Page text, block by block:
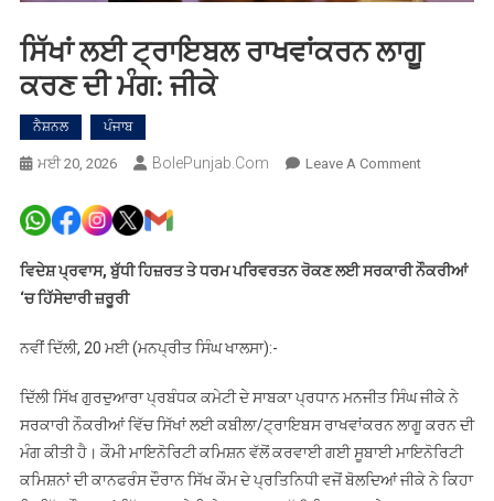
ਸਿੱਖਾਂ ਲਈ ਟ੍ਰਾਇਬਲ ਰਾਖਵਾਂਕਰਨ ਲਾਗੂ
ਕਰਣ ਦੀ ਮੰਗ: ਜੀਕੇ
ਨੈਸ਼ਨਲ ਪੰਜਾਬ
ਮਈ 20, 2026 BolePunjab.com Leave A CommentOn
ਰਾਖਵਾਂਕਰਨ
ਜੀਕੇ
ਵਿਦੇਸ਼ ਪ੍ਰਵਾਸ, ਬੁੱਧੀ ਹਿਜ਼ਰਤ ਤੇ ਧਰਮ ਪਰਿਵਰਤਨ ਰੋਕਣ ਲਈ ਸਰਕਾਰੀ ਨੌਕਰੀਆਂ
‘ਚ ਹਿੱਸੇਦਾਰੀ ਜ਼ਰੂਰੀ
ਨਵੀਂ ਦਿੱਲੀ, 20 ਮਈ (ਮਨਪ੍ਰੀਤ ਸਿੰਘ ਖਾਲਸਾ):-
ਦਿੱਲੀ ਸਿੱਖ ਗੁਰਦੁਆਰਾ ਪ੍ਰਬੰਧਕ ਕਮੇਟੀ ਦੇ ਸਾਬਕਾ ਪ੍ਰਧਾਨ ਮਨਜੀਤ ਸਿੰਘ ਜੀਕੇ ਨੇ
ਸਰਕਾਰੀ ਨੌਕਰੀਆਂ ਵਿੱਚ ਸਿੱਖਾਂ ਲਈ ਕਬੀਲਾ/ਟ੍ਰਾਇਬਸ ਰਾਖਵਾਂਕਰਨ ਲਾਗੂ ਕਰਨ ਦੀ
ਮੰਗ ਕੀਤੀ ਹੈ। ਕੌਮੀ ਮਾਇਨੋਰਿਟੀ ਕਮਿਸ਼ਨ ਵੱਲੋਂ ਕਰਵਾਈ ਗਈ ਸੂਬਾਈ ਮਾਇਨੋਰਿਟੀ
ਕਮਿਸ਼ਨਾਂ ਦੀ ਕਾਨਫਰੰਸ ਦੌਰਾਨ ਸਿੱਖ ਕੌਮ ਦੇ ਪ੍ਰਤਿਨਿਧੀ ਵਜੋਂ ਬੋਲਦਿਆਂ ਜੀਕੇ ਨੇ ਕਿਹਾ